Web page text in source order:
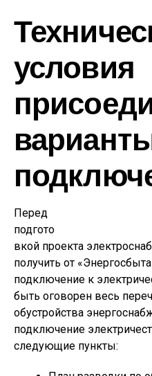
условия
Перед
подгото
вкой проекта
получить от
подключение к
быть оговорен весь
обустройства
подключение
следующие пункты: